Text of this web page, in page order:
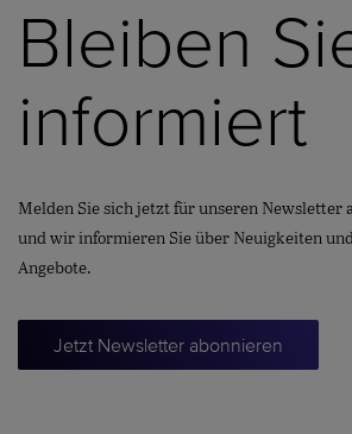
Bleiben
informiert
Melden Sie sich jetzt für unseren Newsletter
und wir informieren Sie über Neuigkeiten
Angebote.
Jetzt Newsletter abonnieren